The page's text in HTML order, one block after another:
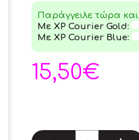
Παράγγειλε τώρα και
Με XP Courier Gold:
Με XP Courier Blue:
15,50€